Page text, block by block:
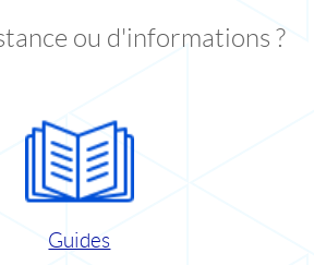
ou d'informations ?
Guides